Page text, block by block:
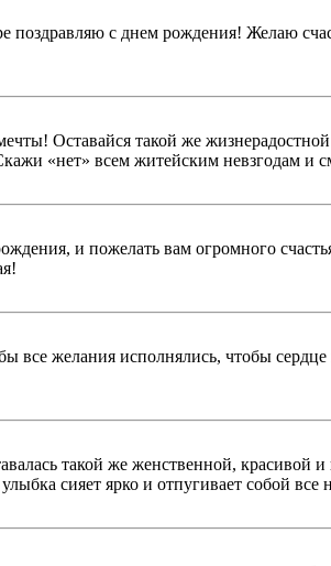
с днем рождения! Желаю
Оставайся такой же
«нет» всем житейским невзгодам и
и пожелать вам огромного
желания исполнялись, чтобы сердце
такой же женственной, красивой и
сияет ярко и отпугивает собой все